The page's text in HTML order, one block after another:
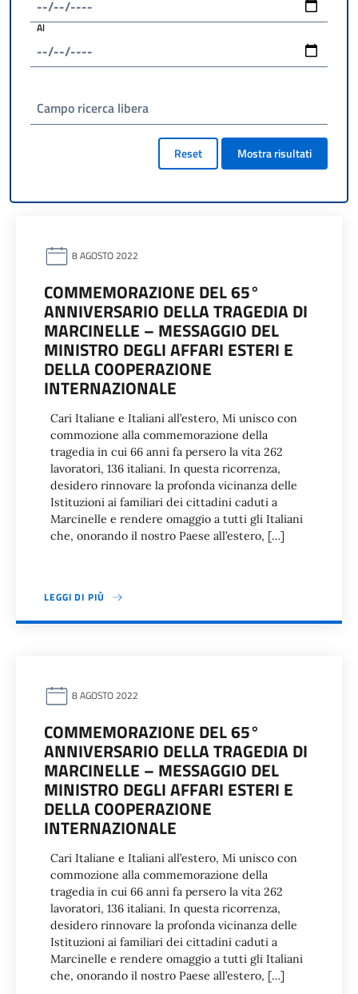
Al
Campo ricerca libera
Reset Mostra risultati
8 AGOSTO 2022
COMMEMORAZIONE DEL 65°
ANNIVERSARIO DELLA TRAGEDIA DI
MARCINELLE – MESSAGGIO DEL
MINISTRO DEGLI AFFARI ESTERI E
DELLA COOPERAZIONE
INTERNAZIONALE
Cari Italiane e Italiani all’estero, Mi unisco con
commozione alla commemorazione della
tragedia in cui 66 anni fa persero la vita 262
lavoratori, 136 italiani. In questa ricorrenza,
desidero rinnovare la profonda vicinanza delle
Istituzioni ai familiari dei cittadini caduti a
Marcinelle e rendere omaggio a tutti gli Italiani
che, onorando il nostro Paese all’estero, […]
LEGGI DI PIÙ
8 AGOSTO 2022
COMMEMORAZIONE DEL 65°
ANNIVERSARIO DELLA TRAGEDIA DI
MARCINELLE – MESSAGGIO DEL
MINISTRO DEGLI AFFARI ESTERI E
DELLA COOPERAZIONE
INTERNAZIONALE
Cari Italiane e Italiani all’estero, Mi unisco con
commozione alla commemorazione della
tragedia in cui 66 anni fa persero la vita 262
lavoratori, 136 italiani. In questa ricorrenza,
desidero rinnovare la profonda vicinanza delle
Istituzioni ai familiari dei cittadini caduti a
Marcinelle e rendere omaggio a tutti gli Italiani
che, onorando il nostro Paese all’estero, […]